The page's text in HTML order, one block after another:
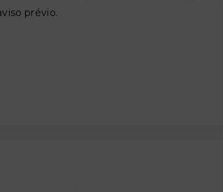
prévio.